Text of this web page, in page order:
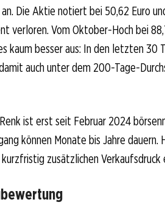
Die Aktie notiert bei 50,62 Euro
verloren. Vom Oktober-Hoch bei
kaum besser aus: In den letzten 30
auch unter dem 200-Tage-
ist erst seit Februar 2024
können Monate bis Jahre dauern.
zusätzlichen